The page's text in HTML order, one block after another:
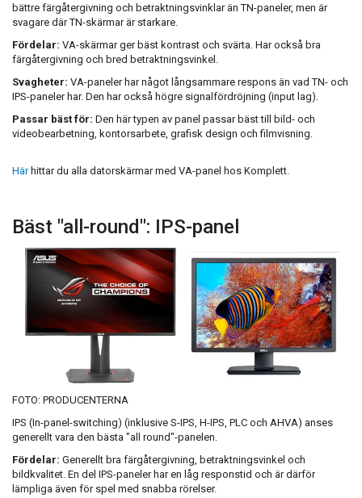
bättre färgåtergivning och betraktningsvinklar än TN-paneler, men är
svagare där TN-skärmar är starkare.
Fördelar: VA-skärmar ger bäst kontrast och svärta. Har också bra
färgåtergivning och bred betraktningsvinkel.
Svagheter: VA-paneler har något långsammare respons än vad TN- och
IPS-paneler har. Den har också högre signalfördröjning (input lag).
Passar bäst för: Den här typen av panel passar bäst till bild- och
videobearbetning, kontorsarbete, grafisk design och filmvisning.
Härhittar du alla datorskärmar med VA-panel hos Komplett.
Bäst "all-round": IPS-panel
FOTO: PRODUCENTERNA
IPS (In-panel-switching) (inklusive S-IPS, H-IPS, PLC och AHVA) anses
generellt vara den bästa "all round"-panelen.
Fördelar: Generellt bra färgåtergivning, betraktningsvinkel och
bildkvalitet. En del IPS-paneler har en låg responstid och är därför
lämpliga även för spel med snabba rörelser.